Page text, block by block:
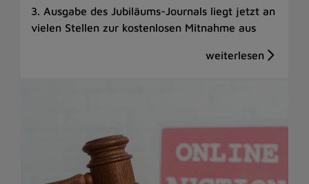
3. Ausgabe des Jubiläums-Journals liegt jetzt an
vielen Stellen zur kostenlosen Mitnahme aus